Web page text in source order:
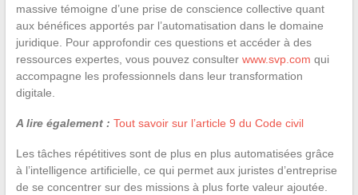
massive témoigne d’une prise de conscience collective quant
aux bénéfices apportés par l’automatisation dans le domaine
juridique. Pour approfondir ces questions et accéder à des
ressources expertes, vous pouvez consulter www.svp.com qui
accompagne les professionnels dans leur transformation
digitale.
A lire également : Tout savoir sur l’article 9 du Code civil
Les tâches répétitives sont de plus en plus automatisées grâce
à l’intelligence artificielle, ce qui permet aux juristes d’entreprise
de se concentrer sur des missions à plus forte valeur ajoutée.